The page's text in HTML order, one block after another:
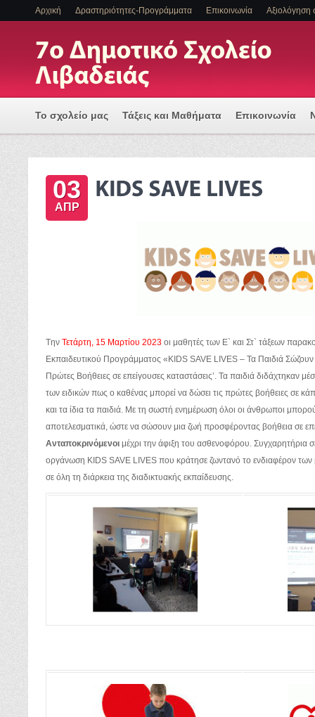
Αρχική Δραστηριότητες-Προγράμματα Επικοινωνία Αξιολόγηση
Το σχολείο μας Τάξεις και Μαθήματα Επικοινωνία
Πρόγραμμα Εισαγωγής Η/Υ για μια Ψηφιακά
ΕΝΤΑΞΗ ΜΑΘΗΤΩΝ ΜΕ ΑΝΑΠΗΡΙΑ Η/ΚΑΙ ΕΙΔΙΚΕΣ
03
ΑΠΡ
Tην Τετάρτη, 15 Μαρτίου 2023 οι μαθητές των Ε` και Στ` τάξεων
Εκπαιδευτικού Προγράμματος «KIDS SAVE LIVES – Τα Παιδιά
Πρώτες Βοήθειες σε επείγουσες καταστάσεις’. Τα παιδιά διδάχτηκαν
των ειδικών πως ο καθένας μπορεί να δώσει τις πρώτες βοήθειες σε
και τα ίδια τα παιδιά. Με τη σωστή ενημέρωση όλοι οι άνθρωποι
αποτελεσματικά, ώστε να σώσουν μια ζωή προσφέροντας βοήθεια σε
Ανταποκρινόμενοι μέχρι την άφιξη του ασθενοφόρου. Συγχαρητήρια
οργάνωση KIDS SAVE LIVES που κράτησε ζωντανό το ενδιαφέρον των
σε όλη τη διάρκεια της διαδικτυακής εκπαίδευσης.